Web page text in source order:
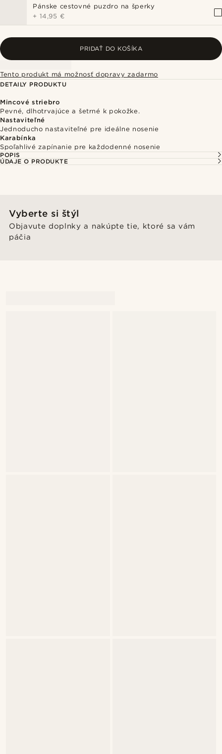
Pánske cestovné puzdro na šperky
+ 14,95 €
PRIDAŤ DO KOŠÍKA
Tento produkt má možnosť dopravy zadarmo
DETAILY PRODUKTU
Mincové striebro
Pevné, dlhotrvajúce a šetrné k pokožke.
Nastaviteľné
Jednoducho nastaviteľné pre ideálne nosenie
Karabínka
Spoľahlivé zapínanie pre každodenné nosenie
POPIS
ÚDAJE O PRODUKTE
Vyberte si štýl
Objavute doplnky a nakúpte tie, ktoré sa vám
páčia